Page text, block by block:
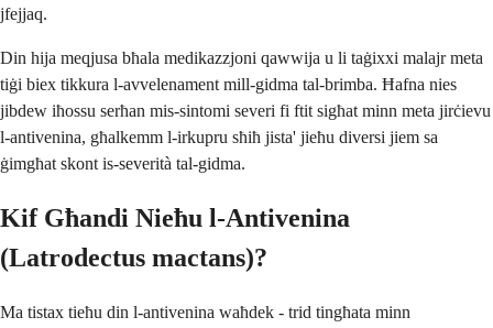
jfejjaq.
Din hija meqjusa bħala medikazzjoni qawwija u li taġixxi malajr meta
tiġi biex tikkura l-avvelenament mill-gidma tal-brimba. Ħafna nies
jibdew iħossu serħan mis-sintomi severi fi ftit sigħat minn meta jirċievu
l-antivenina, għalkemm l-irkupru sħiħ jista' jieħu diversi jiem sa
ġimgħat skont is-severità tal-gidma.
Kif Għandi Nieħu l-Antivenina
(Latrodectus mactans)?
Ma tistax tieħu din l-antivenina waħdek - trid tingħata minn